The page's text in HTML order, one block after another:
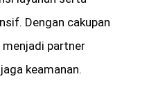
Dengan cakupan
menjadi partner
keamanan.